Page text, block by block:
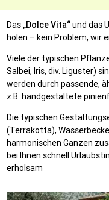
Das „Dolce Vita“und das
holen – kein Problem, wir
Viele der typischen
Salbei, Iris, div. Liguster)
werden durch passende,
z.B. handgestaltete
Die typischen
(Terrakotta),
harmonischen Ganzen
bei Ihnen schnell
erholsam